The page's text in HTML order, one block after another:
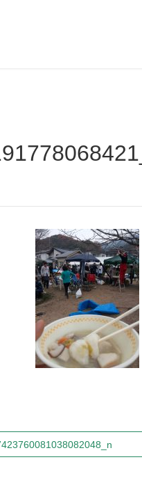
in /home/r2549115/